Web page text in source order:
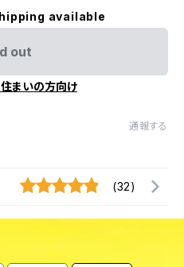
available
out
まいの方向け
通報する
(32)